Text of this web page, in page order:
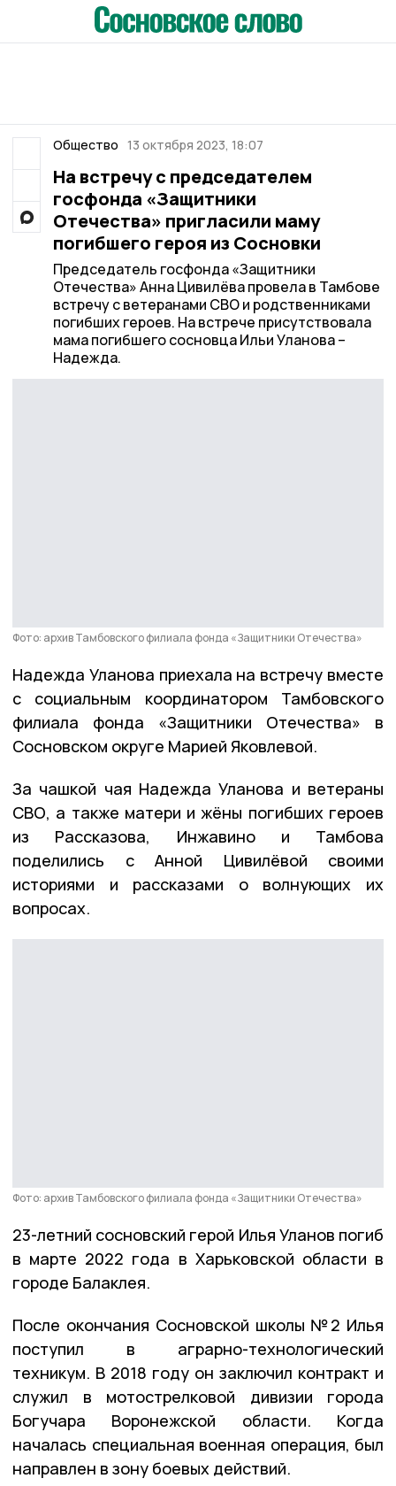
Общество 13 октября 2023, 18:07
На встречу с председателем
госфонда «Защитники
Отечества» пригласили маму
погибшего героя из Сосновки
Председатель госфонда «Защитники
Отечества» Анна Цивилёва провела в Тамбове
встречу с ветеранами СВО и родственниками
погибших героев. На встрече присутствовала
мама погибшего сосновца Ильи Уланова –
Надежда.
Фото: архив Тамбовского филиала фонда «Защитники Отечества»
Надежда Уланова приехала на встречу вместе
с социальным координатором Тамбовского
филиала фонда «Защитники Отечества» в
Сосновском округе Марией Яковлевой.
За чашкой чая Надежда Уланова и ветераны
СВО, а также матери и жёны погибших героев
из Рассказова, Инжавино и Тамбова
поделились с Анной Цивилёвой своими
историями и рассказами о волнующих их
вопросах.
Фото: архив Тамбовского филиала фонда «Защитники Отечества»
23-летний сосновский герой Илья Уланов погиб
в марте 2022 года в Харьковской области в
городе Балаклея.
После окончания Сосновской школы №2 Илья
поступил в аграрно-технологический
техникум. В 2018 году он заключил контракт и
служил в мотострелковой дивизии города
Богучара Воронежской области. Когда
началась специальная военная операция, был
направлен в зону боевых действий.